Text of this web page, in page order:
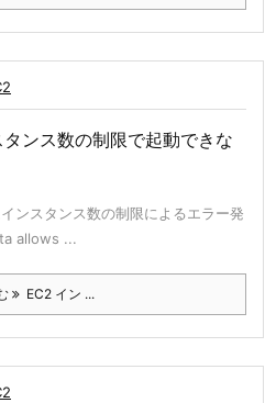
ンス数の制限で起動できな
ンスタンス数の制限によるエラー発
allows ...
EC2 イン ...